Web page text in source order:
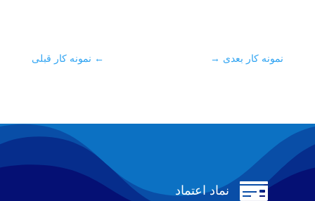
← نمونه کار قبلی نمونه کار بعدی →
 نماد اعتماد